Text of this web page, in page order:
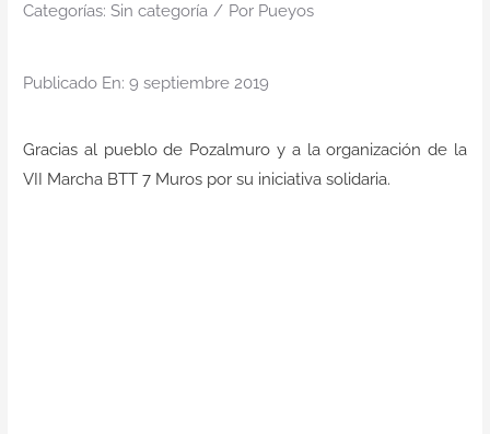
DisArte
Categorías: Sin categoría / Por Pueyos
Publicado En: 9 septiembre 2019
Gracias al pueblo de Pozalmuro y a la organización de la
VII Marcha BTT 7 Muros por su iniciativa solidaria.